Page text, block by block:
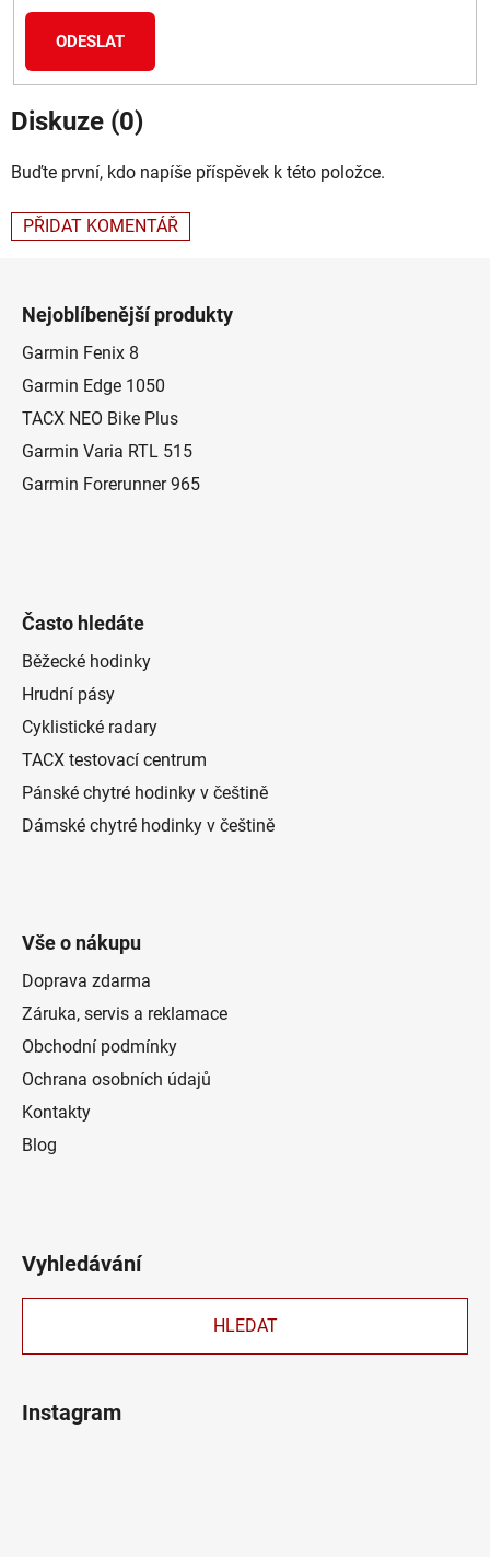
ODESLAT
Diskuze (0)
Buďte první, kdo napíše příspěvek k této položce.
PŘIDAT KOMENTÁŘ
Nejoblíbenější produkty
Garmin Fenix 8
Garmin Edge 1050
TACX NEO Bike Plus
Garmin Varia RTL 515
Garmin Forerunner 965
Často hledáte
Běžecké hodinky
Hrudní pásy
Cyklistické radary
TACX testovací centrum
Pánské chytré hodinky v češtině
Dámské chytré hodinky v češtině
Vše o nákupu
Doprava zdarma
Záruka, servis a reklamace
Obchodní podmínky
Ochrana osobních údajů
Kontakty
Blog
Vyhledávání
HLEDAT
Instagram